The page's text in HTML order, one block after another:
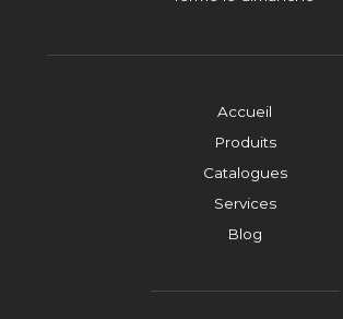
Accueil
Produits
Catalogues
Services
Blog